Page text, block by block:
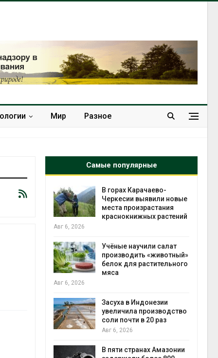
Мир Разное
Самые популярные
вновь
В горах Карачаево-
Черкесии выявили новые
места произрастания
краснокнижных растений
Авг 6, 2026
Учёные научили салат
производить «животный»
белок для растительного
мяса
Авг 6, 2026
Засуха в Индонезии
увеличила производство
соли почти в 20 раз
Авг 6, 2026
В пяти странах Амазонии